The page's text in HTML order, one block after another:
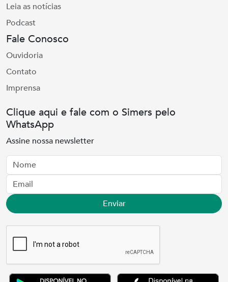
Leia as notícias
Podcast
Fale Conosco
Ouvidoria
Contato
Imprensa
Clique aqui e fale com o Simers pelo
WhatsApp
Assine nossa newsletter
Nome
Email
Enviar